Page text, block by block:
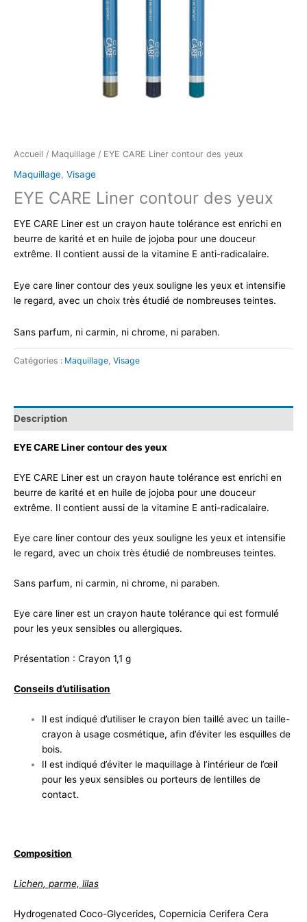
Accueil / Maquillage / EYE CARE Liner contour des yeux
Maquillage, Visage
EYE CARE Liner contour des yeux
EYE CARE Liner est un crayon haute tolérance est enrichi en
beurre de karité et en huile de jojoba pour une douceur
extrême. Il contient aussi de la vitamine E anti-radicalaire.
Eye care liner contour des yeux souligne les yeux et intensifie
le regard, avec un choix très étudié de nombreuses teintes.
Sans parfum, ni carmin, ni chrome, ni paraben.
Catégories : Maquillage, Visage
Description
EYE CARE Liner contour des yeux
EYE CARE Liner est un crayon haute tolérance est enrichi en
beurre de karité et en huile de jojoba pour une douceur
extrême. Il contient aussi de la vitamine E anti-radicalaire.
Eye care liner contour des yeux souligne les yeux et intensifie
le regard, avec un choix très étudié de nombreuses teintes.
Sans parfum, ni carmin, ni chrome, ni paraben.
Eye care liner est un crayon haute tolérance qui est formulé
pour les yeux sensibles ou allergiques.
Présentation : Crayon 1,1 g
Conseils d’utilisation
Il est indiqué d’utiliser le crayon bien taillé avec un taille-
crayon à usage cosmétique, afin d’éviter les esquilles de
bois.
Il est indiqué d’éviter le maquillage à l’intérieur de l’œil
pour les yeux sensibles ou porteurs de lentilles de
contact.
Composition
Lichen, parme, lilas
Hydrogenated Coco-Glycerides, Copernicia Cerifera Cera